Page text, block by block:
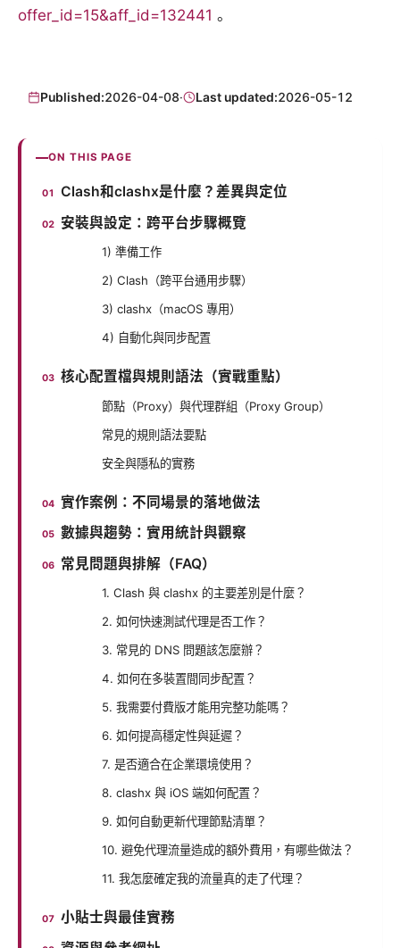
offer_id=15&aff_id=132441 。
Published:2026-04-08· Last updated:2026-05-12
ON THIS PAGE
Clash和clashx是什麼？差異與定位
安裝與設定：跨平台步驟概覽
1) 準備工作
2) Clash（跨平台通用步驟）
3) clashx（macOS 專用）
4) 自動化與同步配置
核心配置檔與規則語法（實戰重點）
節點（Proxy）與代理群組（Proxy Group）
常見的規則語法要點
安全與隱私的實務
實作案例：不同場景的落地做法
數據與趨勢：實用統計與觀察
常見問題與排解（FAQ）
1. Clash 與 clashx 的主要差別是什麼？
2. 如何快速測試代理是否工作？
3. 常見的 DNS 問題該怎麼辦？
4. 如何在多裝置間同步配置？
5. 我需要付費版才能用完整功能嗎？
6. 如何提高穩定性與延遲？
7. 是否適合在企業環境使用？
8. clashx 與 iOS 端如何配置？
9. 如何自動更新代理節點清單？
10. 避免代理流量造成的額外費用，有哪些做法？
11. 我怎麼確定我的流量真的走了代理？
小貼士與最佳實務